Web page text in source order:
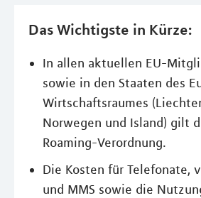
Das Wichtigste in Kürze:
In allen aktuellen EU-
sowie in den Staaten des
Wirtschaftsraumes
Norwegen und Island) gilt
Roaming-Verordnung.
Die Kosten für Telefonate,
und MMS sowie die